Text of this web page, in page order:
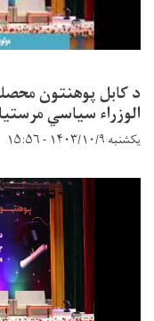
د کابل پوهنتون
الوزراء سیاسي
یکشنبه ۱۴۰۳/۱۰/۹ - ۱۵:۵۶